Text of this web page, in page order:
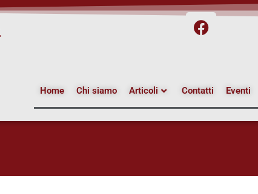
Home Chi siamo Articoli Contatti Eventi